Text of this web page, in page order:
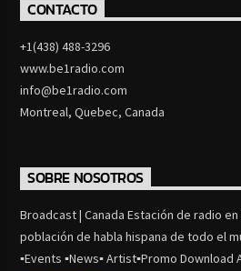
CONTACTO
+1(438) 488-3296
www.be1radio.com
info@be1radio.com
Montreal, Quebec, Canada
SOBRE NOSOTROS
Broadcast | Canada Estación de radio
población de habla hispana de todo el
▪Events ▪News▪ Artist▪Promo Download